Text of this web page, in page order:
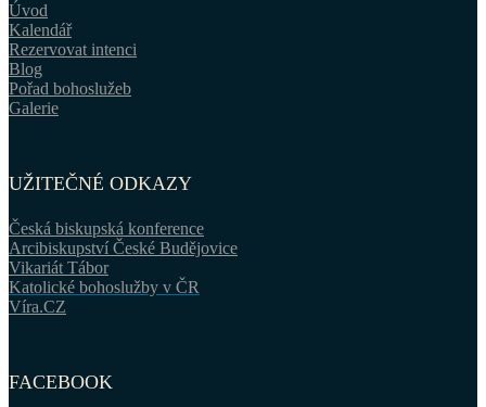
Úvod
Kalendář
Rezervovat intenci
Blog
Pořad bohoslužeb
Galerie
UŽITEČNÉ ODKAZY
Česká biskupská konference
Arcibiskupství České Budějovice
Vikariát Tábor
Katolické bohoslužby v ČR
Víra.CZ
FACEBOOK